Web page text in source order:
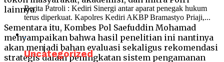
lainnya.
Sementara itu, Kombes Pol Saefuddin Mohamad
menyampaikan bahwa hasil penelitian ini nantinya
akan menjadi bahan evaluasi sekaligus rekomendasi
strategis dalam peningkatan sistem pengamanan
Berita Patroli : Kediri Sinergi antar aparat penegak hukum
terus diperkuat. Kapolres Kediri AKBP Bramastyo Priaji,...
Uncategorized